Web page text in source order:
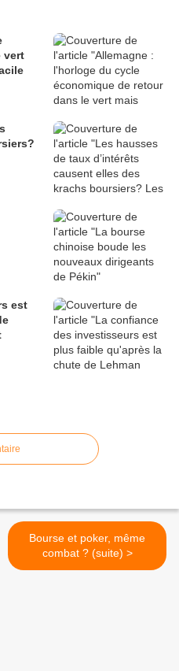
vert
est
Bourse et poker, même
combat ? (suite) >